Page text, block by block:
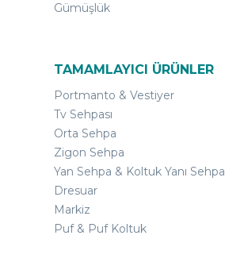
Gümüşlük
TAMAMLAYICI ÜRÜNLER
Portmanto & Vestiyer
Tv Sehpası
Orta Sehpa
Zigon Sehpa
Yan Sehpa & Koltuk Yanı Sehpa
Dresuar
Markiz
Puf & Puf Koltuk